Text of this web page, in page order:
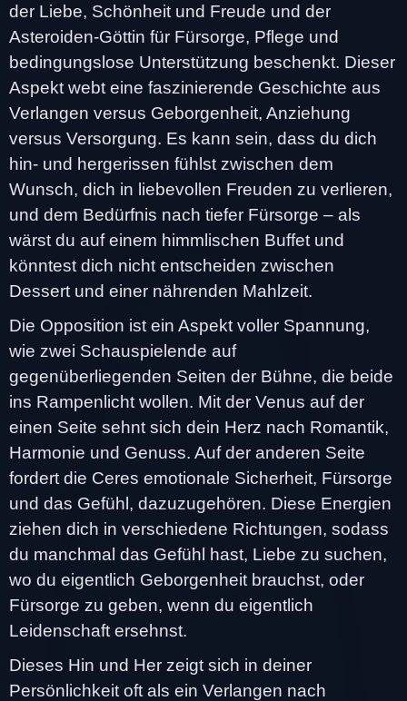
der Liebe, Schönheit und Freude und der
Asteroiden-Göttin für Fürsorge, Pflege und
bedingungslose Unterstützung beschenkt. Dieser
Aspekt webt eine faszinierende Geschichte aus
Verlangen versus Geborgenheit, Anziehung
versus Versorgung. Es kann sein, dass du dich
hin- und hergerissen fühlst zwischen dem
Wunsch, dich in liebevollen Freuden zu verlieren,
und dem Bedürfnis nach tiefer Fürsorge – als
wärst du auf einem himmlischen Buffet und
könntest dich nicht entscheiden zwischen
Dessert und einer nährenden Mahlzeit.
Die Opposition ist ein Aspekt voller Spannung,
wie zwei Schauspielende auf
gegenüberliegenden Seiten der Bühne, die beide
ins Rampenlicht wollen. Mit der Venus auf der
einen Seite sehnt sich dein Herz nach Romantik,
Harmonie und Genuss. Auf der anderen Seite
fordert die Ceres emotionale Sicherheit, Fürsorge
und das Gefühl, dazuzugehören. Diese Energien
ziehen dich in verschiedene Richtungen, sodass
du manchmal das Gefühl hast, Liebe zu suchen,
wo du eigentlich Geborgenheit brauchst, oder
Fürsorge zu geben, wenn du eigentlich
Leidenschaft ersehnst.
Dieses Hin und Her zeigt sich in deiner
Persönlichkeit oft als ein Verlangen nach